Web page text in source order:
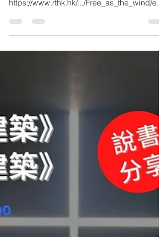
「講東講西」的節目，並介紹了以下的建築
https://www.rthk.hk/.../Free_as_the_wind/
ode/810151 1) 太古城商場 2) 將軍澳商場 3)